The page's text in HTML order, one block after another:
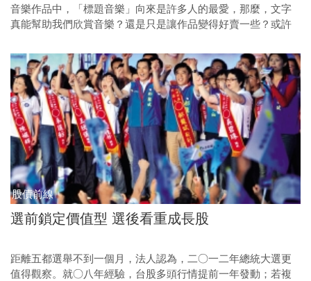
音樂作品中，「標題音樂」向來是許多人的最愛，那麼，文字
真能幫助我們欣賞音樂？還是只是讓作品變得好賣一些？或許
股債前線
選前鎖定價值型 選後看重成長股
距離五都選舉不到一個月，法人認為，二○一二年總統大選更
值得觀察。就○八年經驗，台股多頭行情提前一年發動；若複